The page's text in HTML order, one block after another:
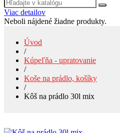
Viac detailov
Neboli nájdené žiadne produkty.
Úvod
/
Kúpeľňa - upratovanie
/
Koše na prádlo, košíky
/
Kôš na prádlo 30l mix